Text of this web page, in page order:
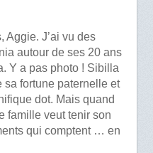
Aggie. J’ai vu des
autour de ses 20 ans
Y a pas photo ! Sibilla
sa fortune paternelle et
dot. Mais quand
famille veut tenir son
qui comptent … en